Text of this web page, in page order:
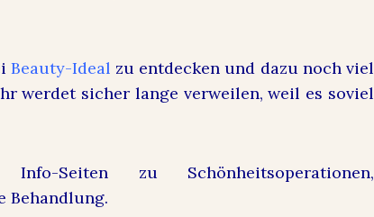
Beauty-Ideal zu entdecken und dazu noch viel
werdet sicher lange verweilen, weil es soviel
Seiten zu Schönheitsoperationen,
Behandlung.